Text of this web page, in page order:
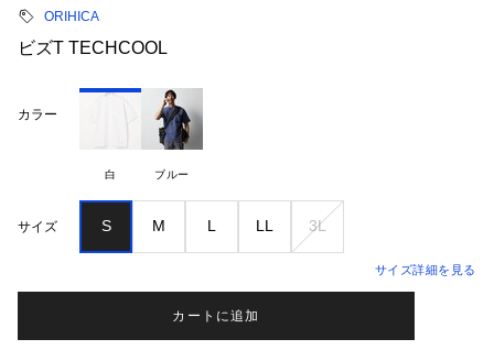
ORIHICA
ビズT TECHCOOL
カラー
白 ブルー
サイズ S M L LL 3L
サイズ詳細を見る
カートに追加